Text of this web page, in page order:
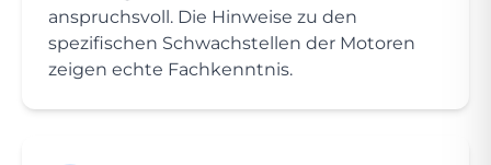
anspruchsvoll. Die Hinweise zu den
spezifischen Schwachstellen der Motoren
zeigen echte Fachkenntnis.